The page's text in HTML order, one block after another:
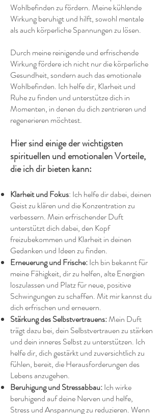
Wohlbefinden zu fördern. Meine kühlende
Wirkung beruhigt und hilft, sowohl mentale
als auch körperliche Spannungen zu lösen.
Durch meine reinigende und erfrischende
Wirkung fördere ich nicht nur die körperliche
Gesundheit, sondern auch das emotionale
Wohlbefinden. Ich helfe dir, Klarheit und
Ruhe zu finden und unterstütze dich in
Momenten, in denen du dich zentrieren und
regenerieren möchtest.
Hier sind einige der wichtigsten
spirituellen und emotionalen Vorteile,
die ich dir bieten kann:
Klarheit und Fokus: Ich helfe dir dabei, deinen
Geist zu klären und die Konzentration zu
verbessern. Mein erfrischender Duft
unterstützt dich dabei, den Kopf
freizubekommen und Klarheit in deinen
Gedanken und Ideen zu finden.
Erneuerung und Frische:Ich bin bekannt für
meine Fähigkeit, dir zu helfen, alte Energien
loszulassen und Platz für neue, positive
Schwingungen zu schaffen. Mit mir kannst du
dich erfrischen und erneuern.
Stärkung des Selbstvertrauens:Mein Duft
trägt dazu bei, dein Selbstvertrauen zu stärken
und dein inneres Selbst zu unterstützen. Ich
helfe dir, dich gestärkt und zuversichtlich zu
fühlen, bereit, die Herausforderungen des
Lebens anzugehen.
Beruhigung und Stressabbau:Ich wirke
beruhigend auf deine Nerven und helfe,
Stress und Anspannung zu reduzieren. Wenn